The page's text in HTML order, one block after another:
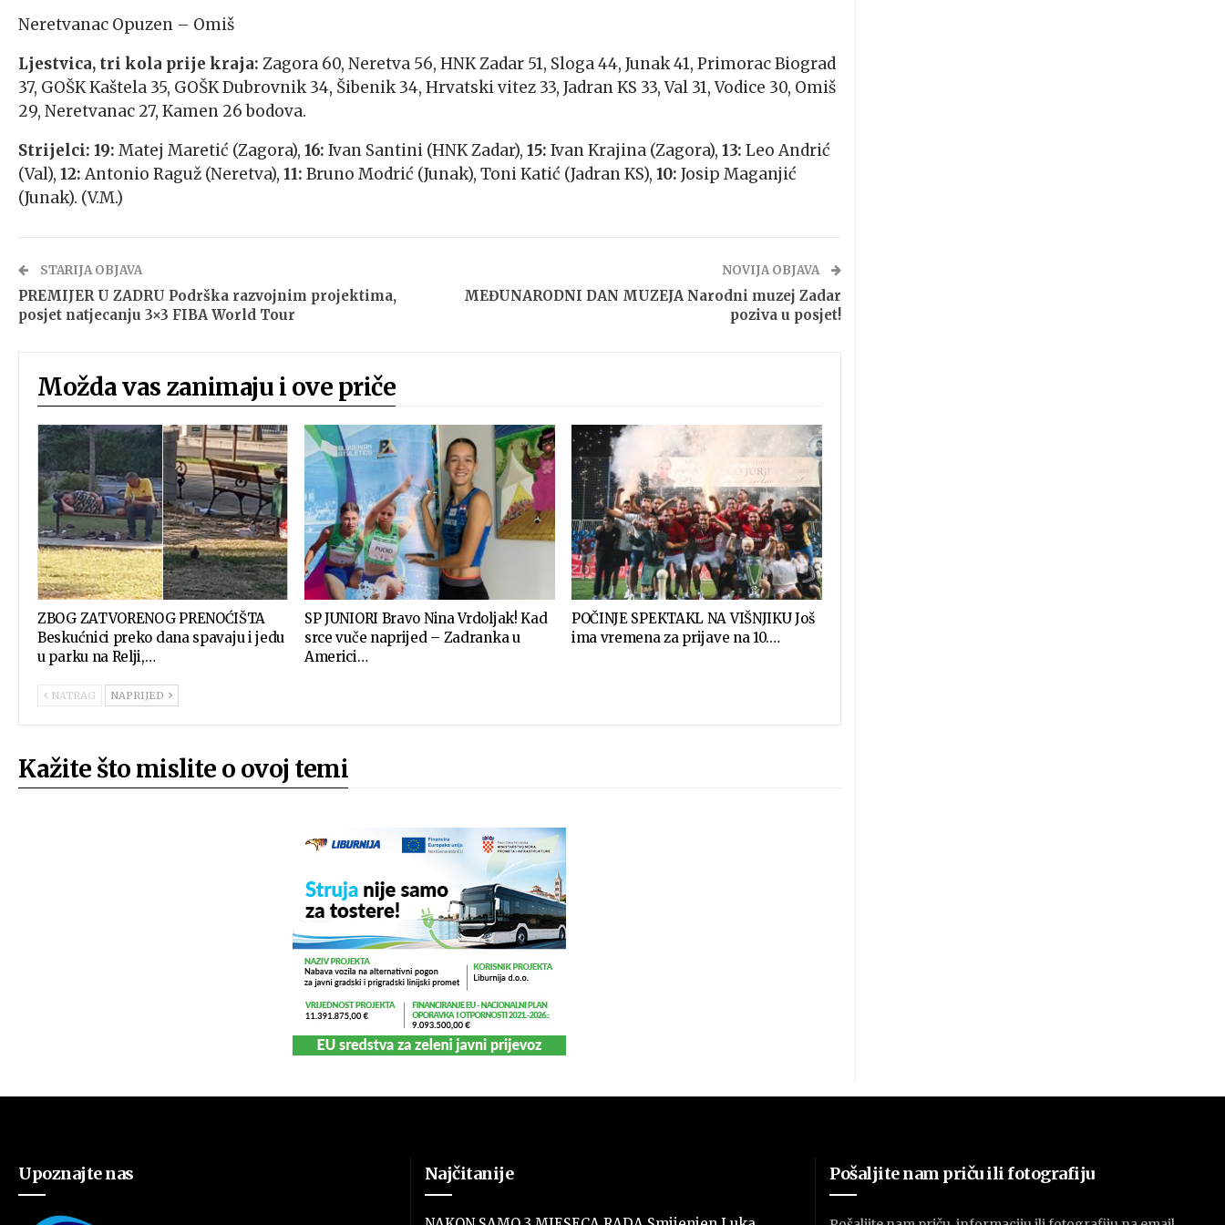
Neretvanac Opuzen – Omiš
Ljestvica, tri kola prije kraja: Zagora 60, Neretva 56, HNK Zadar 51, Sloga 44, Junak 41, Primorac Biograd
37, GOŠK Kaštela 35, GOŠK Dubrovnik 34, Šibenik 34, Hrvatski vitez 33, Jadran KS 33, Val 31, Vodice 30, Omiš
29, Neretvanac 27, Kamen 26 bodova.
Strijelci: 19: Matej Maretić (Zagora), 16: Ivan Santini (HNK Zadar), 15: Ivan Krajina (Zagora), 13: Leo Andrić
(Val), 12: Antonio Raguž (Neretva), 11: Bruno Modrić (Junak), Toni Katić (Jadran KS), 10: Josip Maganjić
(Junak). (V.M.)
STARIJA OBJAVA
PREMIJER U ZADRU Podrška razvojnim projektima,
posjet natjecanju 3×3 FIBA World Tour
NOVIJA OBJAVA
MEĐUNARODNI DAN MUZEJA Narodni muzej Zadar
poziva u posjet!
Možda vas zanimaju i ove priče
ZBOG ZATVORENOG PRENOĆIŠTA
Beskućnici preko dana spavaju i jedu
u parku na Relji,…
SP JUNIORI Bravo Nina Vrdoljak! Kad
srce vuče naprijed – Zadranka u
Americi…
POČINJE SPEKTAKL NA VIŠNJIKU Još
ima vremena za prijave na 10.…
NATRAG NAPRIJED
Kažite što mislite o ovoj temi
Upoznajte nas Najčitanije Pošaljite nam priču ili fotografiju